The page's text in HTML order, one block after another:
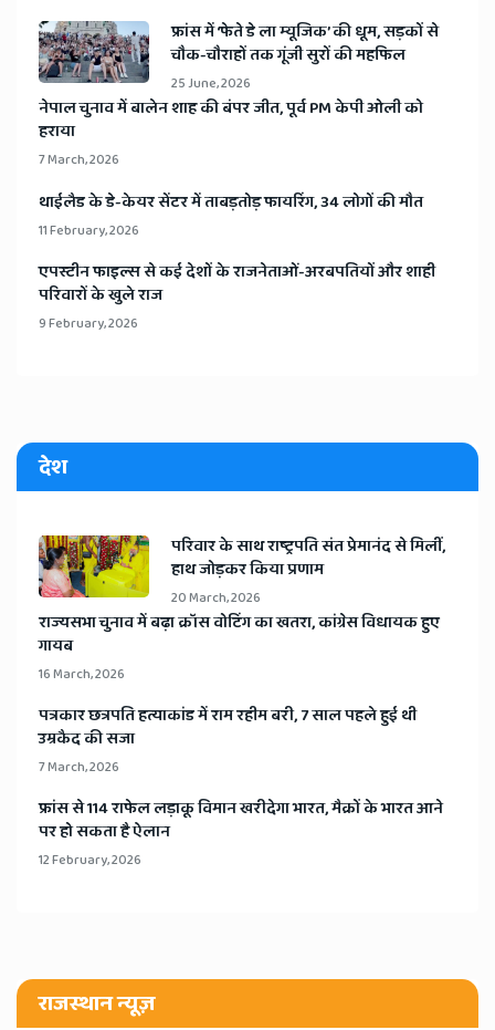
​फ्रांस में ‘फेते डे ला म्यूजिक’ की धूम, सड़कों से
चौक-चौराहों तक गूंजी सुरों की महफिल
25 June, 2026
​नेपाल चुनाव में बालेन शाह की बंपर जीत, पूर्व PM केपी ओली को
हराया
7 March, 2026
​थाईलैड के डे-केयर सेंटर में ताबड़तोड़ फायरिंग, 34 लोगों की मौत
11 February, 2026
​एपस्टीन फाइल्स से कई देशों के राजनेताओं-अरबपतियों और शाही
परिवारों के खुले राज
9 February, 2026
देश
​परिवार के साथ राष्ट्रपति संत प्रेमानंद से मिलीं,
हाथ जोड़कर किया प्रणाम
20 March, 2026
​राज्यसभा चुनाव में बढ़ा क्रॉस वोटिंग का खतरा, कांग्रेस विधायक हुए
गायब
16 March, 2026
​पत्रकार छत्रपति हत्याकांड में राम रहीम बरी, 7 साल पहले हुई थी
उम्रकैद की सजा
7 March, 2026
​फ्रांस से 114 राफेल लड़ाकू विमान खरीदेगा भारत, मैक्रों के भारत आने
पर हो सकता है ऐलान
12 February, 2026
राजस्थान न्यूज़